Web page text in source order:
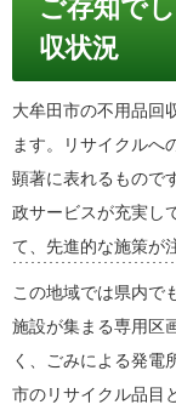
ご存知で
収状況
大牟田市の不用品回
ます。リサイクルへ
顕著に表れるもので
政サービスが充実し
て、先進的な施策が
この地域では県内で
施設が集まる専用区
く、ごみによる発電
市のリサイクル品目